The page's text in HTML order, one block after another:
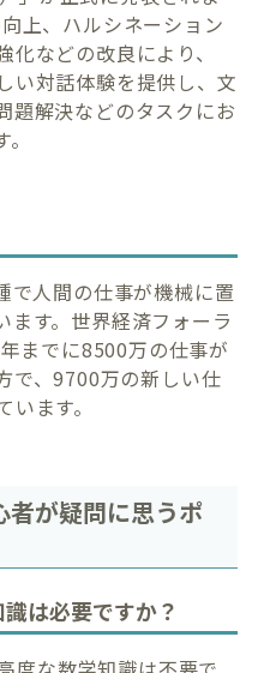
上、ハルシネーション
などの改良により、
い対話体験を提供し、文
題解決などのタスクにお
で人間の仕事が機械に置
ます。世界経済フォーラ
までに8500万の仕事が
で、9700万の新しい仕
ます。
者が疑問に思うポ
は必要ですか？